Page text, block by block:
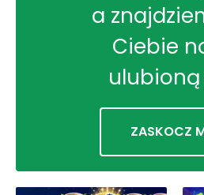
a
Ciebie
ulubioną
ZASKOCZ